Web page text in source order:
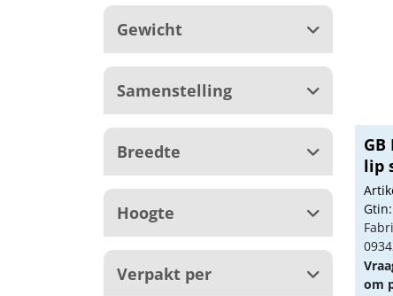
Gewicht
Samenstelling
Breedte
Hoogte
Verpakt per
GB
lip
om